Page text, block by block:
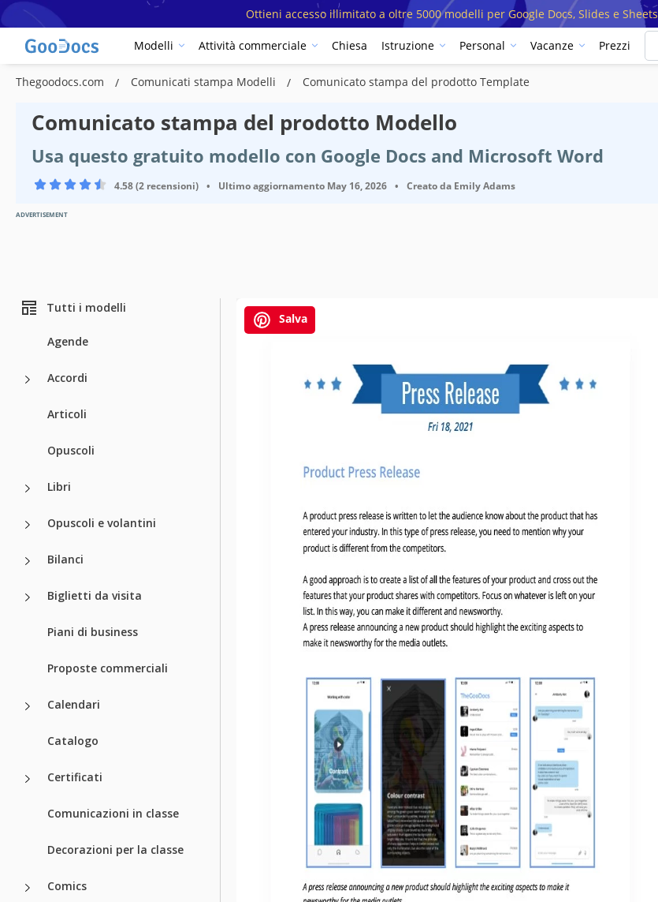
Ottieni accesso illimitato a oltre 5000 modelli per Google Docs, Slides e Sheets
Modelli Attività commerciale Chiesa Istruzione Personal Vacanze Prezzi
Thegoodocs.com Comunicati stampa Modelli Comunicato stampa del prodotto Template
Comunicato stampa del prodotto Modello
Usa questo gratuito modello con Google Docs and Microsoft Word
4.58 (2 recensioni) • Ultimo aggiornamento May 16, 2026 • Creato da Emily Adams
ADVERTISEMENT
Tutti i modelli
Agende
Accordi
Articoli
Opuscoli
Libri
Opuscoli e volantini
Bilanci
Biglietti da visita
Piani di business
Proposte commerciali
Calendari
Catalogo
Certificati
Comunicazioni in classe
Decorazioni per la classe
Comics
Salva